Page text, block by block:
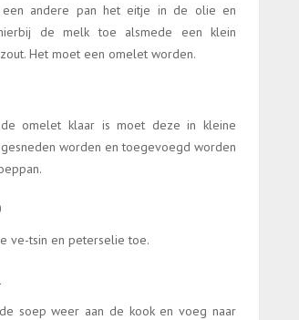
een andere pan het eitje in de olie en
de melk toe alsmede een klein
Het moet een omelet worden.
omelet klaar is moet deze in kleine
gesneden worden en toegevoegd worden
ve-tsin en peterselie toe.
soep weer aan de kook en voeg naar